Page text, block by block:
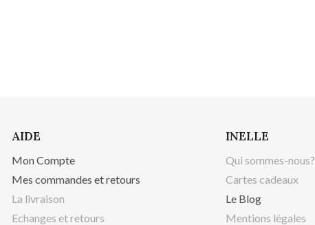
AIDE
Mon Compte
Mes commandes et retours
La livraison
Echanges et retours
INELLE
Qui sommes-nous?
Cartes cadeaux
Le Blog
Mentions légales